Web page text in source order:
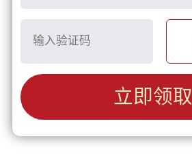
立即领取